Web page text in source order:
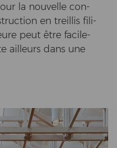
la nou­vel­le con­
en treil­lis fi­li­
peut être fa­ci­le­
ail­leurs dans une